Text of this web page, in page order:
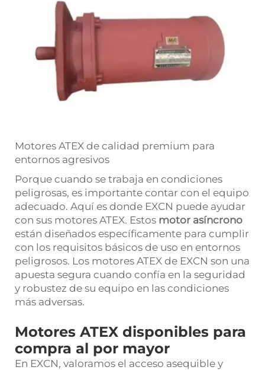
Motores ATEX de calidad premium para
entornos agresivos
Porque cuando se trabaja en condiciones
peligrosas, es importante contar con el equipo
adecuado. Aquí es donde EXCN puede ayudar
con sus motores ATEX. Estos motor asíncrono
están diseñados específicamente para cumplir
con los requisitos básicos de uso en entornos
peligrosos. Los motores ATEX de EXCN son una
apuesta segura cuando confía en la seguridad
y robustez de su equipo en las condiciones
más adversas.
Motores ATEX disponibles para
compra al por mayor
En EXCN, valoramos el acceso asequible y